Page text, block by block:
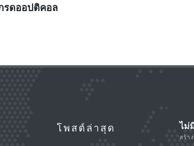
รดออปติคอล
โพสต์ล่าสุด ไม่
สร้า